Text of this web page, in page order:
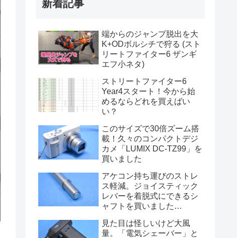
新着記事
端からのジャンプ脱出を大
K+ODボルシチで狩る (スト
リートファイター6 ザンギ
エフ小ネタ)
ストリートファイター6
Year4スタート！今から始
めるならどれを買えばい
い？
このサイズで30倍ズーム搭
載！久々のコンパクトデジ
カメ「LUMIX DC-TZ99」を
買いました
アケコン持ち運びのストレ
ス軽減。ジョイスティック
レバーを着脱式にできるシ
ャフトを買いました
フトレバー)
見た目は怪しいけど大風
量。「電気シェーバー」と